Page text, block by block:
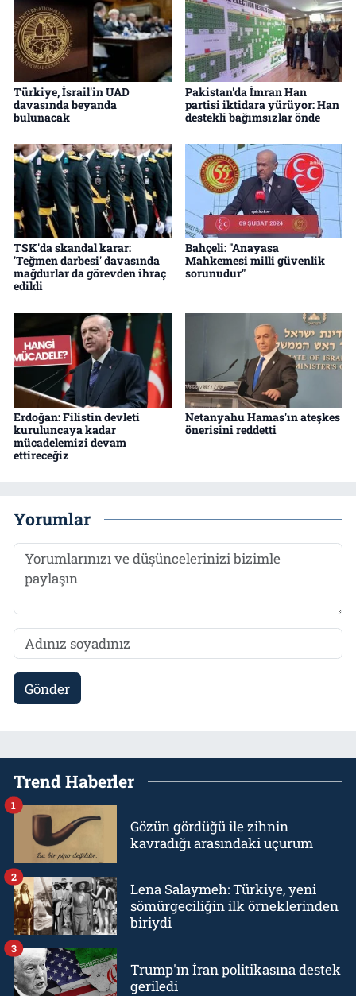
Türkiye, İsrail'in UAD
davasında beyanda
bulunacak
Pakistan'da İmran Han
partisi iktidara yürüyor: Han
destekli bağımsızlar önde
TSK'da skandal karar:
'Teğmen darbesi' davasında
mağdurlar da görevden ihraç
edildi
Bahçeli: "Anayasa
Mahkemesi milli güvenlik
sorunudur"
Erdoğan: Filistin devleti
kuruluncaya kadar
mücadelemizi devam
ettireceğiz
Netanyahu Hamas'ın ateşkes
önerisini reddetti
Yorumlar
Gönder
Trend Haberler
Gözün gördüğü ile zihnin
kavradığı arasındaki uçurum
1
Lena Salaymeh: Türkiye, yeni
sömürgeciliğin ilk örneklerinden
biriydi
2
Trump'ın İran politikasına destek
geriledi
3